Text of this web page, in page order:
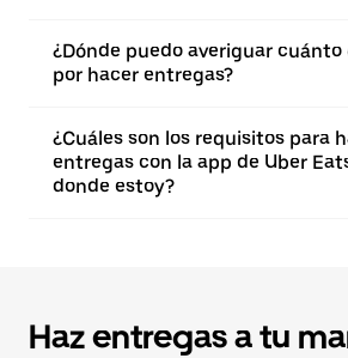
¿Dónde puedo averiguar cuánto
por hacer entregas?
¿Cuáles son los requisitos para
entregas con la app de Uber
donde estoy?
Haz entregas a tu